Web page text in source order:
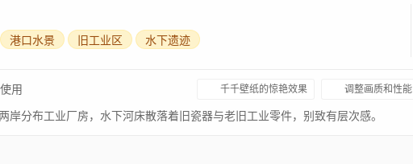
港口水景 旧工业区 水下遗迹
用 千千壁纸的惊艳效果 调整画质和性能
分布工业厂房，水下河床散落着旧瓷器与老旧工业零件，别致有层次感。